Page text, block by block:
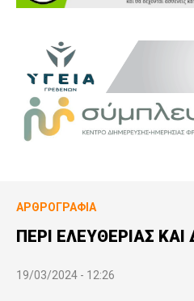
ΑΡΘΡΟΓΡΑΦΊΑ
ΠΕΡΙ ΕΛΕΥΘΕΡΙΑΣ
19/03/2024 - 12:26